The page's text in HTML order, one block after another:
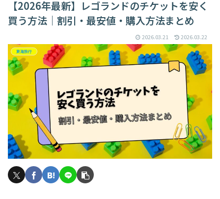
【2026年最新】レゴランドのチケットを安く
買う方法｜割引・最安値・購入方法まとめ
2026.03.21 2026.03.22
東海旅行